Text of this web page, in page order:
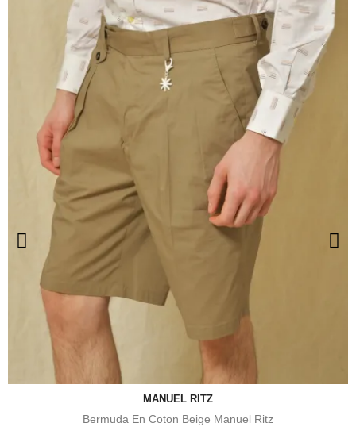
MANUEL RITZ
Bermuda En Coton Beige Manuel Ritz